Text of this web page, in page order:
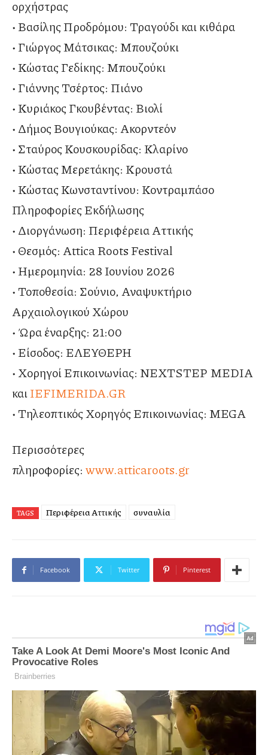
ορχήστρας
• Βασίλης Προδρόμου: Τραγούδι και κιθάρα
• Γιώργος Μάτσικας: Μπουζούκι
• Κώστας Γεδίκης: Μπουζούκι
• Γιάννης Τσέρτος: Πιάνο
• Κυριάκος Γκουβέντας: Βιολί
• Δήμος Βουγιούκας: Ακορντεόν
• Σταύρος Κουσκουρίδας: Κλαρίνο
• Κώστας Μερετάκης: Κρουστά
• Κώστας Κωνσταντίνου: Κοντραμπάσο
Πληροφορίες Εκδήλωσης
• Διοργάνωση: Περιφέρεια Αττικής
• Θεσμός: Attica Roots Festival
• Ημερομηνία: 28 Ιουνίου 2026
• Τοποθεσία: Σούνιο, Αναψυκτήριο
Αρχαιολογικού Χώρου
• Ώρα έναρξης: 21:00
• Είσοδος: ΕΛΕΥΘΕΡΗ
• Χορηγοί Επικοινωνίας: NEXTSTEP MEDIA
καιIEFIMERIDA.GR
• Τηλεοπτικός Χορηγός Επικοινωνίας: MEGA
Περισσότερες
πληροφορίες: www.atticaroots.gr
TAGS Περιφέρεια Αττικής συναυλία
Facebook Twitter Pinterest